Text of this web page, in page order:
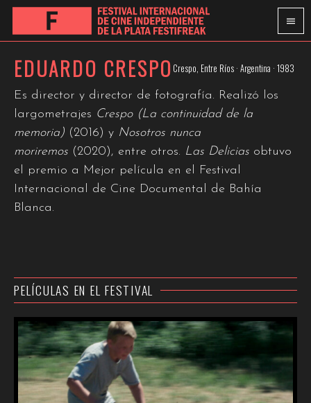
EDUARDO CRESPO Crespo, Entre Ríos · Argentina · 1983
Es director y director de fotografía. Realizó los
largometrajes Crespo (La continuidad de la
memoria) (2016) y Nosotros nunca
moriremos (2020), entre otros. Las Delicias obtuvo
el premio a Mejor película en el Festival
Internacional de Cine Documental de Bahía
Blanca.
PELÍCULAS EN EL FESTIVAL